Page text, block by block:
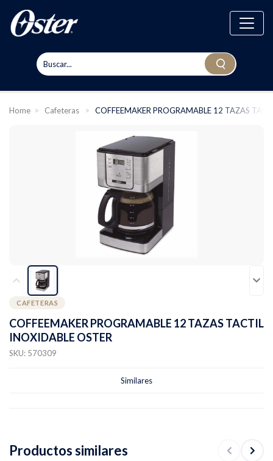
Home > Cafeteras > COFFEEMAKER PROGRAMABLE 12 TAZAS
CAFETERAS
COFFEEMAKER PROGRAMABLE 12 TAZAS TACTIL
INOXIDABLE OSTER
SKU: 570309
Similares
Productos similares